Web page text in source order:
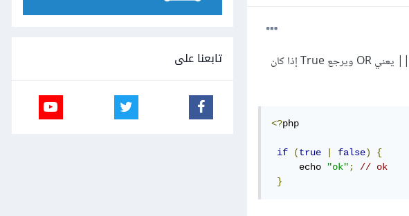
في بعض سكريبتات PHP أجد أنه تم إستخدام المعامل | بدلًا من المعامل || ، أعلم أن المعامل || يعني OR ويرجع True إذا كان
<?php
if (true false)
{
     echo
"ok" ;
// ok
}
تابعنا على